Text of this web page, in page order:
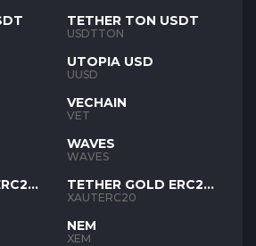
TETHER TON USDT
USDTTON
UTOPIA USD
UUSD
VECHAIN
VET
WAVES
WAVES
TETHER GOLD ERC20
XAUT
XAUTERC20
NEM
XEM